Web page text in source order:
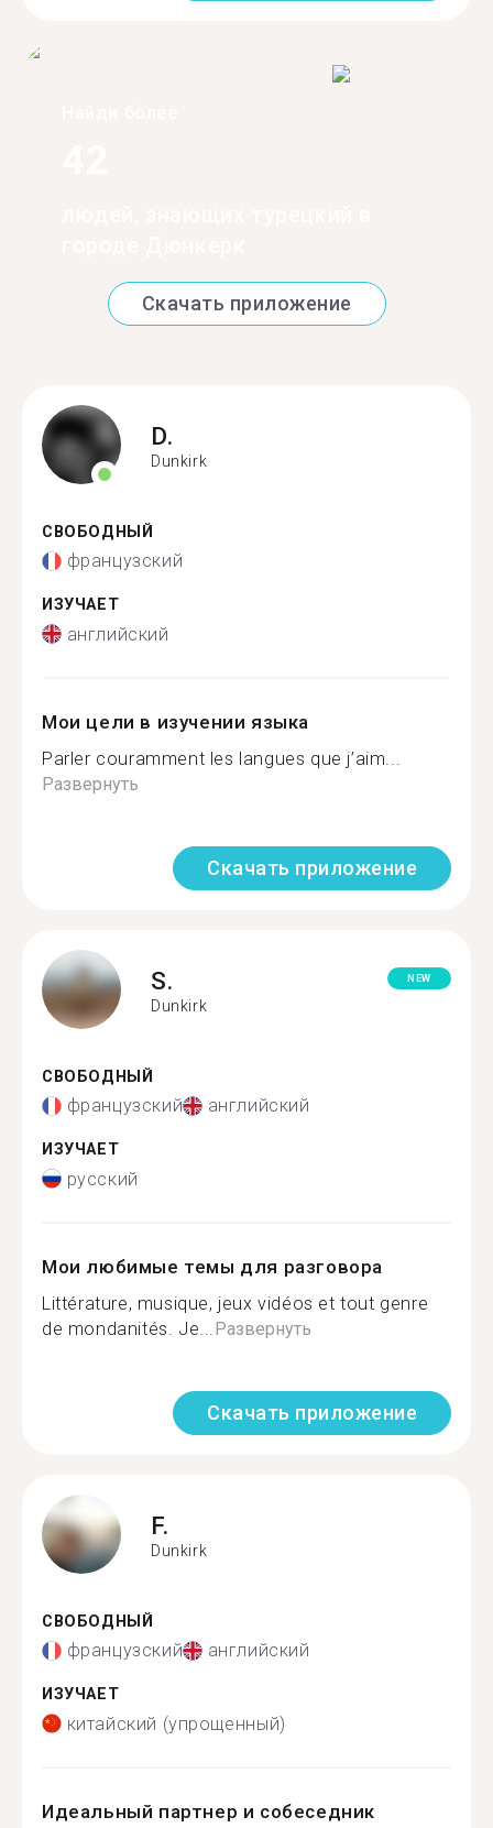
Скачать приложение
D.
Dunkirk
СВОБОДНЫЙ
французский
ИЗУЧАЕТ
английский
Мои цели в изучении языка
Parler couramment les langues que j’aim...
Развернуть
Скачать приложение
S.
Dunkirk
NEW
СВОБОДНЫЙ
французский английский
ИЗУЧАЕТ
русский
Мои любимые темы для разговора
Littérature, musique, jeux vidéos et tout genre
de mondanités. Je... Развернуть
Скачать приложение
F.
Dunkirk
СВОБОДНЫЙ
французский английский
ИЗУЧАЕТ
китайский (упрощенный)
Идеальный партнер и собеседник